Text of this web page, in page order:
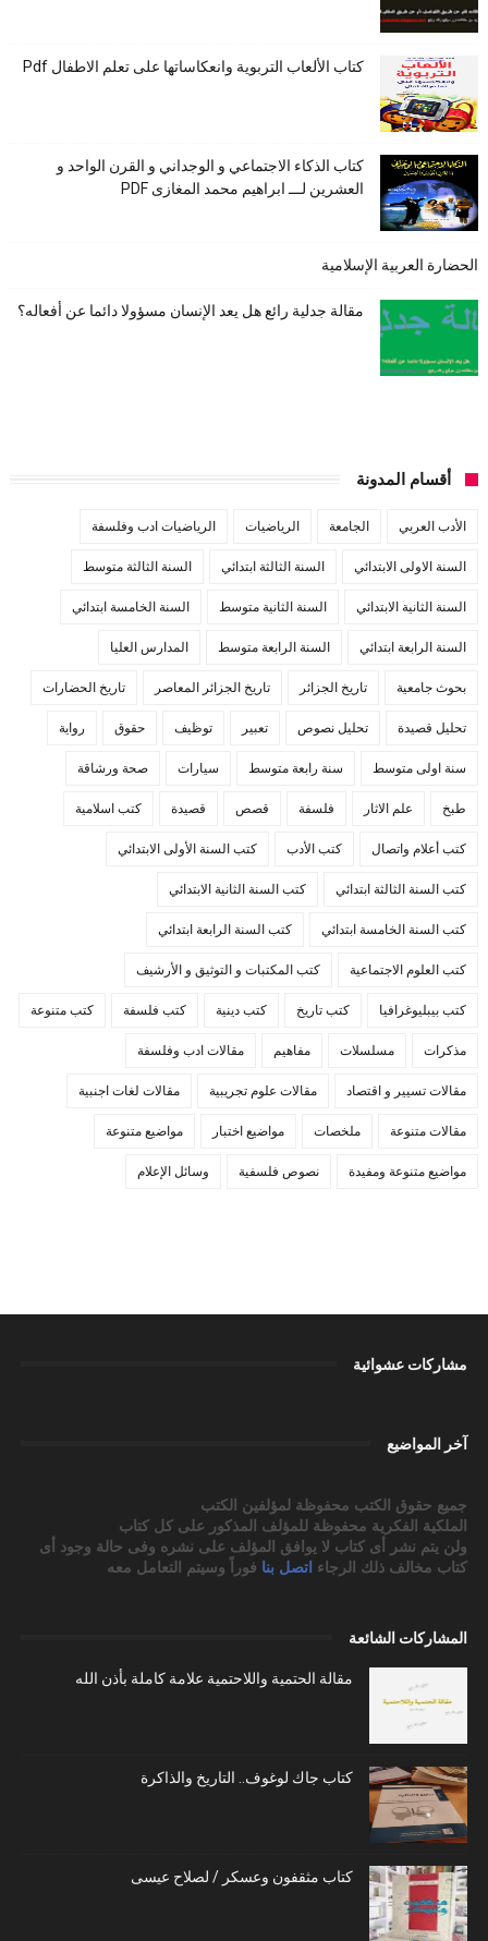
كتاب الألعاب التربوية وانعكاساتها على تعلم الاطفال Pdf
كتاب الذكاء الاجتماعي و الوجداني و القرن الواحد و
العشرين لـــ ابراهيم محمد المغازى PDF
الحضارة العربية الإسلامية
مقالة جدلية رائع هل يعد الإنسان مسؤولا دائما عن أفعاله؟
أقسام المدونة
الأدب العربي الجامعة الرياضيات الرياضيات ادب وفلسفة
السنة الاولى الابتدائي السنة الثالثة ابتدائي السنة الثالثة متوسط
السنة الثانية الابتدائي السنة الثانية متوسط السنة الخامسة ابتدائي
السنة الرابعة ابتدائي السنة الرابعة متوسط المدارس العليا
بحوث جامعية تاريخ الجزائر تاريخ الجزائر المعاصر تاريخ الحضارات
تحليل قصيدة تحليل نصوص تعبير توظيف حقوق رواية
سنة اولى متوسط سنة رابعة متوسط سيارات صحة ورشاقة
طبخ علم الاثار فلسفة قصص قصيدة كتب اسلامية
كتب أعلام واتصال كتب الأدب كتب السنة الأولى الابتدائي
كتب السنة الثالثة ابتدائي كتب السنة الثانية الابتدائي
كتب السنة الخامسة ابتدائي كتب السنة الرابعة ابتدائي
كتب العلوم الاجتماعية كتب المكتبات و التوثيق و الأرشيف
كتب بيبليوغرافيا كتب تاريخ كتب دينية كتب فلسفة كتب متنوعة
مذكرات مسلسلات مفاهيم مقالات ادب وفلسفة
مقالات تسيير و اقتصاد مقالات علوم تجريبية مقالات لغات اجنبية
مقالات متنوعة ملخصات مواضيع اختبار مواضيع متنوعة
مواضيع متنوعة ومفيدة نصوص فلسفية وسائل الإعلام
مشاركات عشوائية
آخر المواضيع
جميع حقوق الكتب محفوظة لمؤلفين الكتب
الملكية الفكرية محفوظة للمؤلف المذكور على كل كتاب
ولن يتم نشر أى كتاب لا يوافق المؤلف على نشره وفى حالة وجود أى
كتاب مخالف ذلك الرجاء اتصل بنا فوراً وسيتم التعامل معه
المشاركات الشائعة
مقالة الحتمية واللاحتمية علامة كاملة بأذن الله
كتاب جاك لوغوف.. التاريخ والذاكرة
كتاب مثقفون وعسكر / لصلاح عيسى